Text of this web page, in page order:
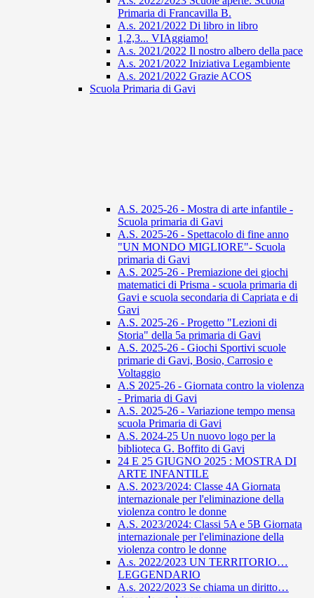
Primaria di Francavilla B.
A.s. 2021/2022 Di libro in libro
1,2,3... VIAggiamo!
A.s. 2021/2022 Il nostro albero della pace
A.s. 2021/2022 Iniziativa Legambiente
A.s. 2021/2022 Grazie ACOS
Scuola Primaria di Gavi
A.S. 2025-26 - Mostra di arte infantile -
Scuola primaria di Gavi
A.S. 2025-26 - Spettacolo di fine anno
"UN MONDO MIGLIORE"- Scuola
primaria di Gavi
A.S. 2025-26 - Premiazione dei giochi
matematici di Prisma - scuola primaria di
Gavi e scuola secondaria di Capriata e di
Gavi
A.S. 2025-26 - Progetto "Lezioni di
Storia" della 5a primaria di Gavi
A.S. 2025-26 - Giochi Sportivi scuole
primarie di Gavi, Bosio, Carrosio e
Voltaggio
A.S 2025-26 - Giornata contro la violenza
- Primaria di Gavi
A.S. 2025-26 - Variazione tempo mensa
scuola Primaria di Gavi
A.S. 2024-25 Un nuovo logo per la
biblioteca G. Boffito di Gavi
24 E 25 GIUGNO 2025 : MOSTRA DI
ARTE INFANTILE
A.S. 2023/2024: Classe 4A Giornata
internazionale per l'eliminazione della
violenza contro le donne
A.S. 2023/2024: Classi 5A e 5B Giornata
internazionale per l'eliminazione della
violenza contro le donne
A.s. 2022/2023 UN TERRITORIO…
LEGGENDARIO
A.s. 2022/2023 Se chiama un diritto…